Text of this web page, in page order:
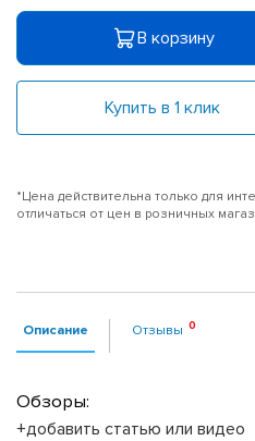
В корзину
Купить в 1 клик
*Цена действительна только для
отличаться от цен в розничных
Описание Отзывы
Обзоры:
+добавить статью или видео